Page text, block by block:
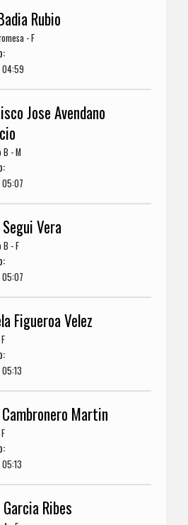
Rubio
- F
04:59
Jose Avendano
B - M
05:07
Vera
B - F
05:07
Figueroa Velez
05:13
Cambronero Martin
05:13
Garcia Ribes